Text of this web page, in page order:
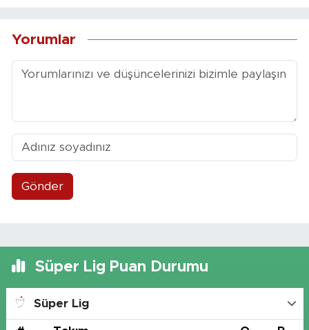
Yorumlar
Gönder
Süper Lig Puan Durumu
Süper Lig